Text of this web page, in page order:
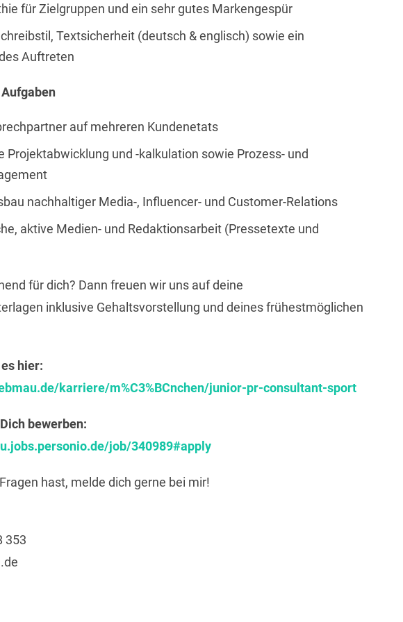
für Zielgruppen und ein sehr gutes Markengespür
Textsicherheit (deutsch & englisch) sowie ein
Auftreten
auf mehreren Kundenetats
Projektabwicklung und -kalkulation sowie Prozess- und
nachhaltiger Media-, Influencer- und Customer-Relations
aktive Medien- und Redaktionsarbeit (Pressetexte und
für dich? Dann freuen wir uns auf deine
inklusive Gehaltsvorstellung und deines frühestmöglichen
hier:
karriere/m%C3%BCnchen/junior-pr-consultant-sport
bewerben:
job/340989#apply
hast, melde dich gerne bei mir!
353